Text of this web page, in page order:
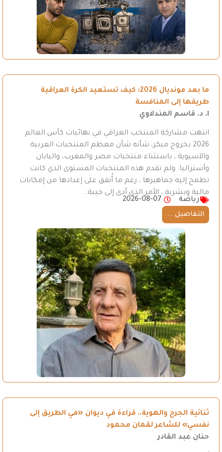
ما بعد مونديال 2026: كيف تستعيد الكرة العراقية
طريقها إلى المنافسة
ا. د. قاسم المندلاوي
انتهت مشاركة المنتخب العراقي في نهائيات كأس العالم
2026 بخروج مبكر، شأنه شأن معظم المنتخبات العربية
والآسيوية ، باستثناء منتخبات مصر والمغرب، واليابان
وأستراليا. ولم تقدم هذه المنتخبات المستوى الذي كانت
تطمح إليه جماهيرها ، رغم ما أُنفق على إعدادها من إمكانات
مالية وبشرية ، الأمر الذي أدى إلى خيبة…
رياضة
2026-08-07
التفاصيل ...
ثنائية الجرح والهوية.. قراءة في ديوان «في الطريق إلى
نفسي» للشاعر لقمان محمود
حنان عبد القادر